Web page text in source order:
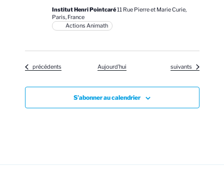
Institut Henri Pointcaré11 Rue Pierre et Marie Curie,
Paris, France
Actions Animath
Évènements
précédents Aujourd’hui Évènements
suivants
S’abonner au calendrier